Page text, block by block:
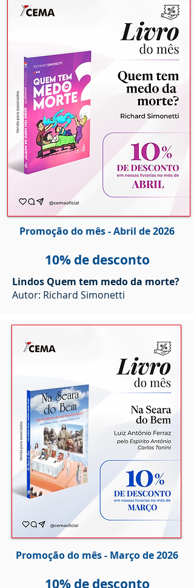
2025
Promoção do mês - Abril de 2026
10% de desconto
Lindos Quem tem medo da morte?
Autor: Richard Simonetti
Promoção do mês - Março de 2026
10% de desconto